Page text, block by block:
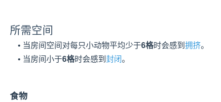
所需空间
    • 当房间空间对每只小动物平均少于
6格时会感到 拥挤。
    • 当房间小于
6格时会感到 封闭。
食物